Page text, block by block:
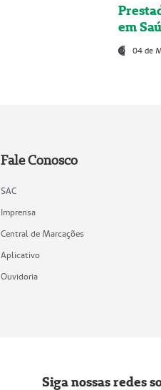
em
04 de
Fale Conosco
SAC
Imprensa
Central de Marcações
Aplicativo
Ouvidoria
Siga nossas redes